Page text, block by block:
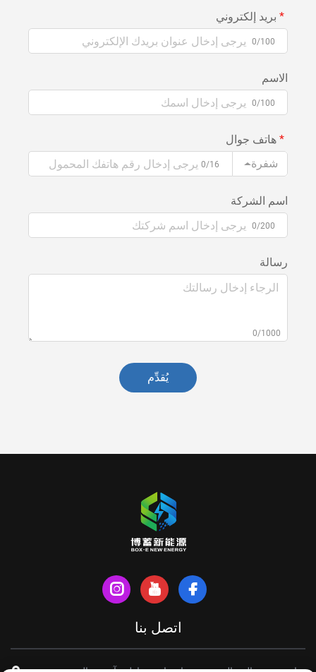
بريد إلكتروني
0/100
الاسم
0/100
هاتف جوال
شفرة
0/16
اسم الشركة
0/200
رسالة
0/1000
يُقدِّم
اتصل بنا